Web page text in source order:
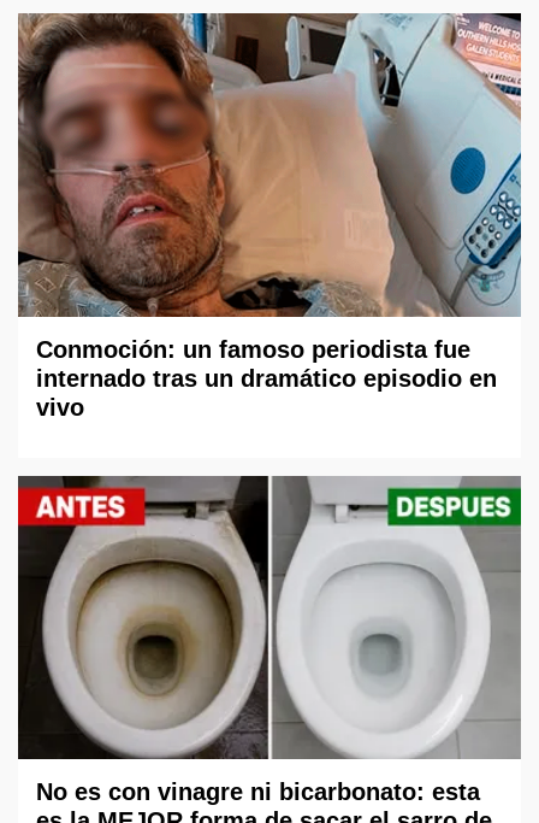
Conmoción: un famoso periodista fue
internado tras un dramático episodio en
vivo
No es con vinagre ni bicarbonato: esta